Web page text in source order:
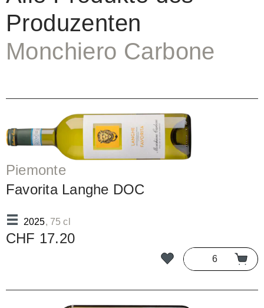
Produzenten
Monchiero Carbone
Piemonte
Favorita Langhe DOC
2025, 75 cl
CHF 17.20